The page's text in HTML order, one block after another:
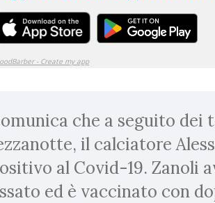
che a seguito
il calciatore
al Covid-19. Zanoli
ed è vaccinato con